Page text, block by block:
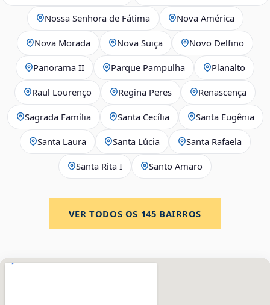
Nossa Senhora de Fátima Nova América
Nova Morada Nova Suiça Novo Delfino
Panorama II Parque Pampulha Planalto
Raul Lourenço Regina Peres Renascença
Sagrada Família Santa Cecília Santa Eugênia
Santa Laura Santa Lúcia Santa Rafaela
Santa Rita I Santo Amaro
VER TODOS OS 145 BAIRROS